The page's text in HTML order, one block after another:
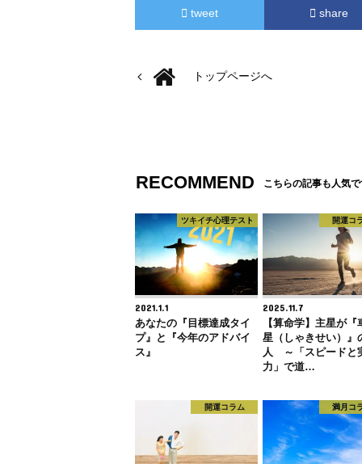
tweet share
トップページへ
RECOMMEND こちらの記事も人気
ツキイチ心理テスト
2021.1.1
あなたの『目標達成タイ
プ』と『今年のアドバイ
ス』
開運コ
2025.11.7
【算命学】主星が『
星（しゃきせい）』
人 ～「スピードと
力」で道…
開運コラム 満月コ